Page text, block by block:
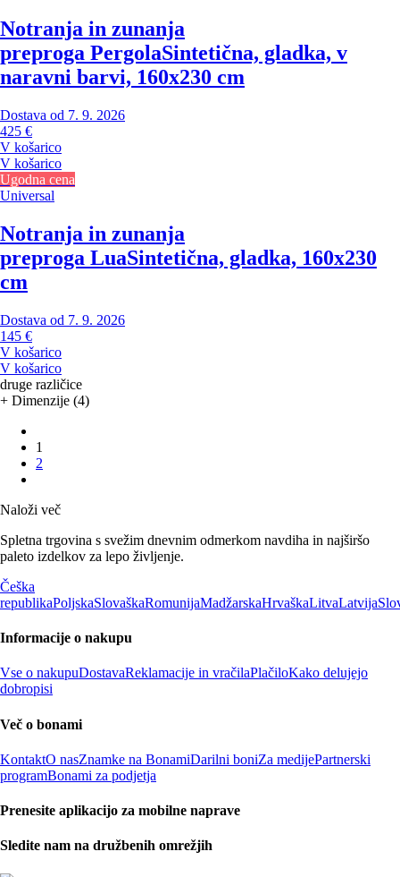
Notranja in zunanja
preproga PergolaSintetična, gladka, v
naravni barvi, 160x230 cm
Dostava od 7. 9. 2026
425 €
V košarico
V košarico
Ugodna cena
Universal
Notranja in zunanja
preproga LuaSintetična, gladka, 160x230
cm
Dostava od 7. 9. 2026
145 €
V košarico
V košarico
druge različice
+ Dimenzije (4)
1
2
Naloži več
Spletna trgovina s svežim dnevnim odmerkom navdiha in najširšo
paleto izdelkov za lepo življenje.
Češka
republikaPoljskaSlovaškaRomunijaMadžarskaHrvaškaLitvaLatvija
Informacije o nakupu
Vse o nakupuDostavaReklamacije in vračilaPlačiloKako delujejo
dobropisi
Več o bonami
KontaktO nasZnamke na BonamiDarilni boniZa medijePartnerski
programBonami za podjetja
Prenesite aplikacijo za mobilne naprave
Sledite nam na družbenih omrežjih